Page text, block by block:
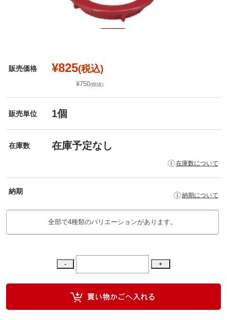
販売価格 ¥825(税込)
¥750(税抜)
販売単位 1個
在庫数 在庫予定なし
在庫数について
納期 納期について
全部で4種類のバリエーションがあります。